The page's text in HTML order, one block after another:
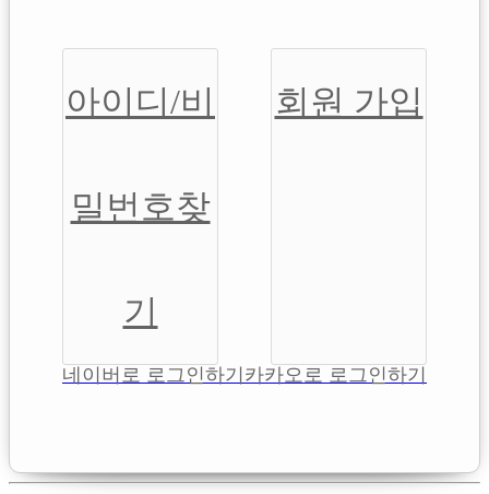
아이디/비
밀번호찾
기
회원 가입
네이버로 로그인하기 카카오로 로그인하기